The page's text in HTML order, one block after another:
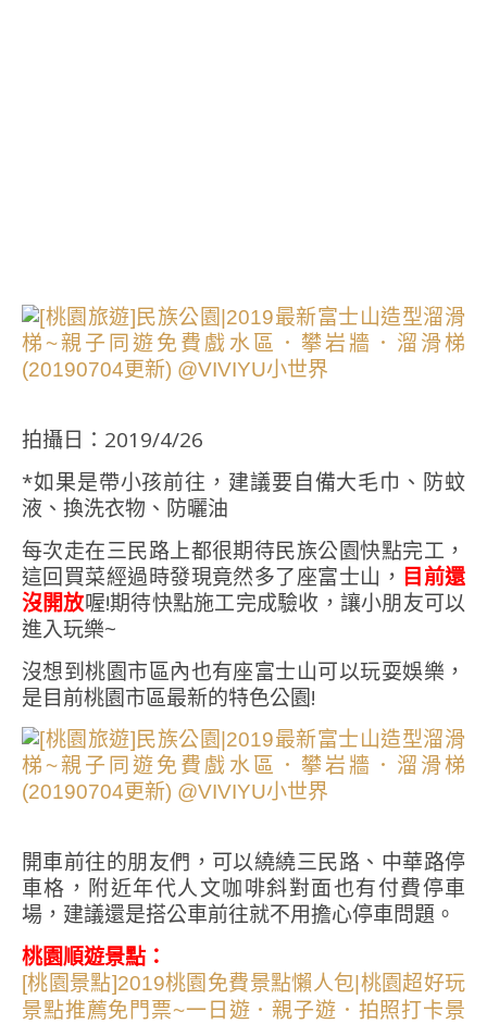
拍攝日：2019/4/26
*如果是帶小孩前往，建議要自備大毛巾、防蚊
液、換洗衣物、防曬油
每次走在三民路上都很期待民族公園快點完工，
這回買菜經過時發現竟然多了座富士山， 目前還
沒開放喔!期待快點施工完成驗收，讓小朋友可以
進入玩樂~
沒想到桃園市區內也有座富士山可以玩耍娛樂，
是目前桃園市區最新的特色公園!
開車前往的朋友們，可以繞繞三民路、中華路停
車格，附近年代人文咖啡斜對面也有付費停車
場，建議還是搭公車前往就不用擔心停車問題。
桃園順遊景點：
[桃園景點]2019桃園免費景點懶人包|桃園超好玩
景點推薦免門票~一日遊．親子遊．拍照打卡景